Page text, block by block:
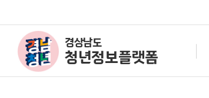
경상남도
청년정보플랫폼